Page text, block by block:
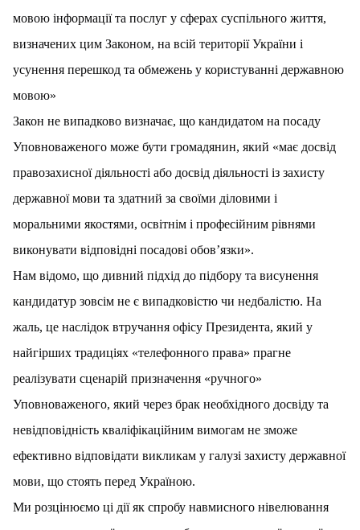
мовою інформації та послуг у сферах суспільного життя,
визначених цим Законом, на всій території України і
усунення перешкод та обмежень у користуванні державною
мовою»
Закон не випадково визначає, що кандидатом на посаду
Уповноваженого може бути громадянин, який «має досвід
правозахисної діяльності або досвід діяльності із захисту
державної мови та здатний за своїми діловими і
моральними якостями, освітнім і професійним рівнями
виконувати відповідні посадові обов’язки».
Нам відомо, що дивний підхід до підбору та висунення
кандидатур зовсім не є випадковістю чи недбалістю. На
жаль, це наслідок втручання офісу Президента, який у
найгірших традиціях «телефонного права» прагне
реалізувати сценарій призначення «ручного»
Уповноваженого, який через брак необхідного досвіду та
невідповідність кваліфікаційним вимогам не зможе
ефективно відповідати викликам у галузі захисту державної
мови, що стоять перед Україною.
Ми розцінюємо ці дії як спробу навмисного нівелювання